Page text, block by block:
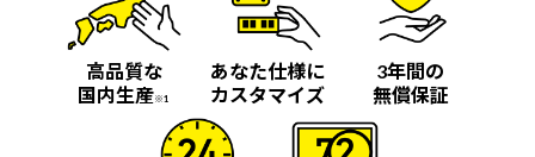
高品質な
国内生産※1
あなた仕様に
カスタマイズ
3年間の
無償保証